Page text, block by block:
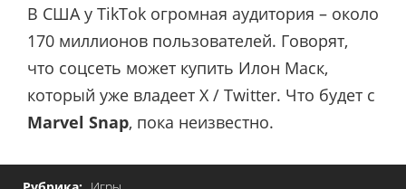
В США у TikTok огромная аудитория – около
170 миллионов пользователей. Говорят,
что соцсеть может купить Илон Маск,
который уже владеет X / Twitter. Что будет с
Marvel Snap, пока неизвестно.